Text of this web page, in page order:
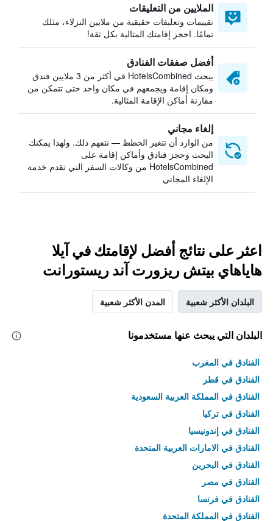
الملايين من التعليقات
تقييمات وتعليقات حقيقية من ملايين النزلاء، مثلك
تمامًا. احجز إقامتك المثالية بكل ثقة!
أفضل صفقات الفنادق
يبحث HotelsCombined في أكثر من 3 ملايين فندق
ومكان إقامة ويجمعهم في مكان واحد حتى تتمكن من
مقارنة أماكن الإقامة المثالية.
إلغاء مجاني
من الوارد أن تتغير الخطط — نتفهم ذلك. ولهذا يمكنك
البحث وحجز فنادق وأماكن إقامة على
HotelsCombined من وكالات السفر التي تقدم خدمة
الإلغاء المجاني
اعثر على نتائج أفضل لإقامتك في آيلا
هاياهاي بيتش ريزورت آند ريستورانت
البلدان الأكثر شعبية المدن الأكثر شعبية
البلدان التي يبحث عنها مستخدمونا
الفنادق في المغرب
الفنادق في قطر
الفنادق في المملكة العربية السعودية
الفنادق في تركيا
الفنادق في إندونيسيا
الفنادق في الامارات العربية المتحدة
الفنادق في البحرين
الفنادق في مصر
الفنادق في فرنسا
الفنادق في المملكة المتحدة